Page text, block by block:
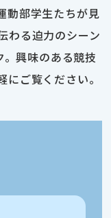
動部学生たちが見
わる迫力のシーン
興味のある競技
ご覧ください。